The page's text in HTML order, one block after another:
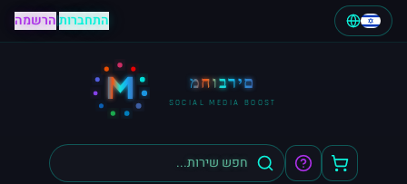
התחברות|הרשמה
M מחוברים
SOCIAL MEDIA BOOST